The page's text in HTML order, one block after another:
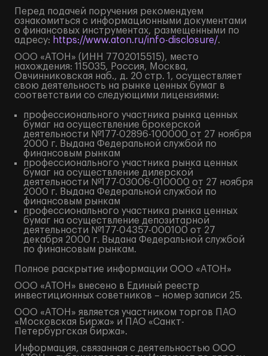
Перед подачей поручения рекомендуем
ознакомиться с информационными документами
о финансовых инструментах, размещенными по
адресу: https://www.aton.ru/info-disclosure/.
ООО «АТОН» (ИНН 7702015515), место
нахождения: 115035, Россия, Москва,
Овчинниковская наб., д. 20 стр. 1, осуществляет
свою деятельность на рынке ценных бумаг в
соответствии со следующими лицензиями:
профессионального участника рынка ценных
бумаг на осуществление брокерской
деятельности №177-02896-100000 от 27 ноября
2000 г. Выдана Федеральной службой по
финансовым рынкам
профессионального участника рынка ценных
бумаг на осуществление дилерской
деятельности №177-03006-010000 от 27 ноября
2000 г. Выдана Федеральной службой по
финансовым рынкам
профессионального участника рынка ценных
бумаг на осуществление депозитарной
деятельности №177-04357-000100 от 27
декабря 2000 г. Выдана Федеральной службой
по финансовым рынкам.
Полное раскрытие информации ООО «АТОН»
ООО «АТОН» внесено в Единый реестр
инвестиционных советников – номер записи 25.
ООО «АТОН» является участником торгов ПАО
«Московская Биржа» и ПАО «Санкт-
Петербургская биржа».
Информация, связанная с деятельностью ООО